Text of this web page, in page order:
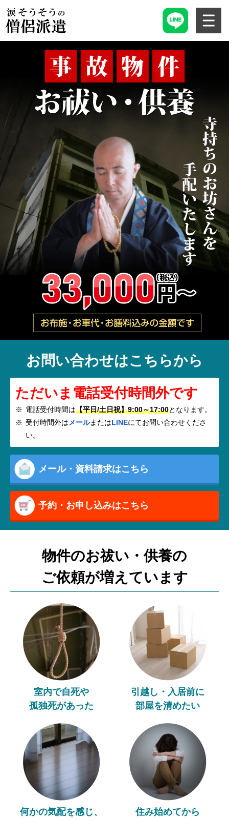
お問い合わせはこちらから
ただいま電話受付時間外です
電話受付時間は【平日/土日祝】9:00～17:00となります。
受付時間外はメールまたはLINEにてお問い合わせくださ
い。
メール・資料請求はこちら
予約・お申し込みはこちら
物件のお祓い・供養の
ご依頼が増えています
室内で自死や
孤独死があった
引越し・入居前に
部屋を清めたい
何かの気配を感じ、
住み始めてから